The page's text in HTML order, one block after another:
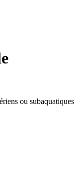
ou subaquatiques